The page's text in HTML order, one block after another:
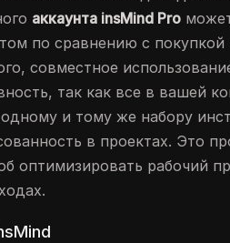
аккаунта insMind Pro
по сравнению с покупкой
совместное
так как все в вашей
и тому же набору
в проектах. Это
оптимизировать рабочий